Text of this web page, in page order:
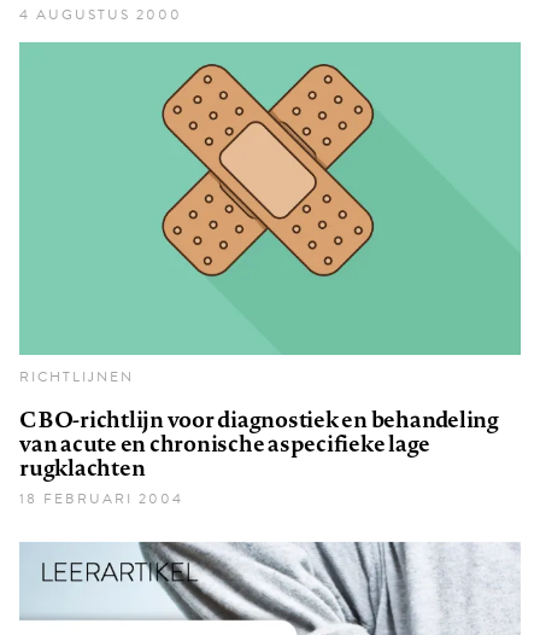
4 AUGUSTUS 2000
RICHTLIJNEN
CBO-richtlijn voor diagnostiek en behandeling
van acute en chronische aspecifieke lage
rugklachten
18 FEBRUARI 2004